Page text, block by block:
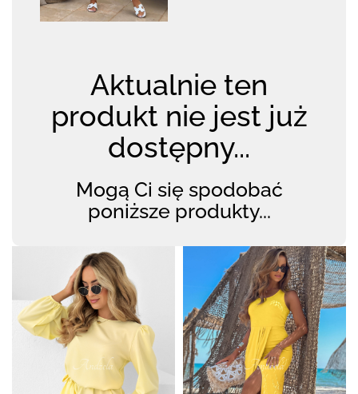
Aktualnie ten
produkt nie jest już
dostępny...
Mogą Ci się spodobać
poniższe produkty...